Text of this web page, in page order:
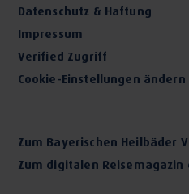
Datenschutz & Haftung
Impressum
Verified Zugriff
Cookie-Einstellungen ändern
Zum Bayerischen Heilbäder
Zum digitalen